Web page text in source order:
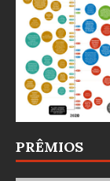
PRÊMIOS